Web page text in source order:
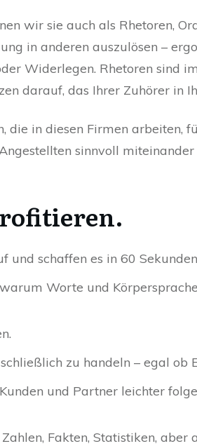
wir sie auch als Rhetoren,
in anderen auszulösen –
Widerlegen. Rhetoren sind
darauf, das Ihrer Zuhörer in
in diesen Firmen arbeiten,
sinnvoll
und schaffen es in 60
Worte und
zu handeln – egal
und Partner leichter
Fakten, Statistiken, aber